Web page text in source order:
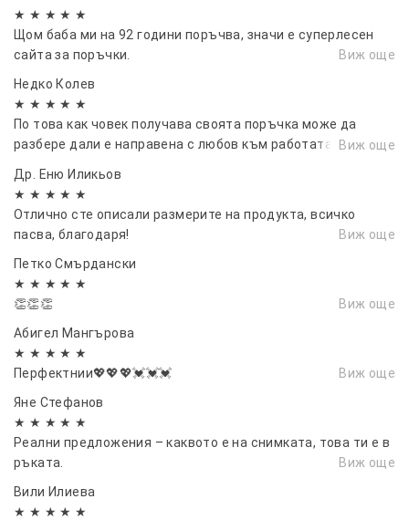
★ ★ ★ ★ ★
Щом баба ми на 92 години поръчва, значи е суперлесен
сайта за поръчки.
Виж още
Недко Колев
★ ★ ★ ★ ★
По това как човек получава своята поръчка може да
разбере дали е направена с любов към работата, съдейки
правите клиентите щасливи.
Виж още
Др. Еню Иликьов
★ ★ ★ ★ ★
Отлично сте описали размерите на продукта, всичко
пасва, благодаря!
Виж още
Петко Смърдански
★ ★ ★ ★ ★
👏👏👏
Виж още
Абигел Мангърова
★ ★ ★ ★ ★
Перфектнии💖💖💖💓💓💓
Виж още
Яне Стефанов
★ ★ ★ ★ ★
Реални предложения – каквото е на снимката, това ти е в
ръката.
Виж още
Вили Илиева
★ ★ ★ ★ ★